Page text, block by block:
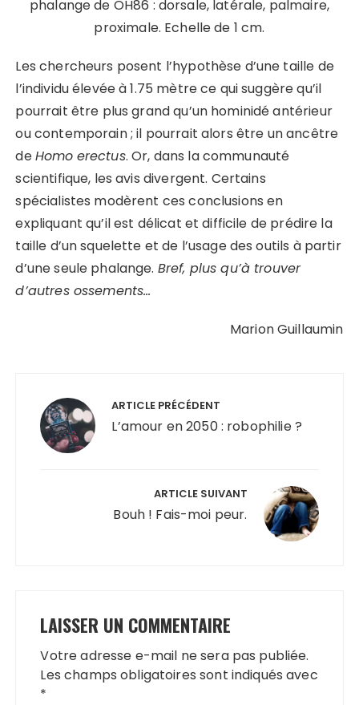
phalange de OH86 : dorsale, latérale, palmaire,
proximale. Echelle de 1 cm.
Les chercheurs posent l’hypothèse d’une taille de
l’individu élevée à 1.75 mètre ce qui suggère qu’il
pourrait être plus grand qu’un hominidé antérieur
ou contemporain ; il pourrait alors être un ancêtre
deHomo erectus. Or, dans la communauté
scientifique, les avis divergent. Certains
spécialistes modèrent ces conclusions en
expliquant qu’il est délicat et difficile de prédire la
taille d’un squelette et de l’usage des outils à partir
d’une seule phalange. Bref, plus qu’à trouver
d’autres ossements…
Marion Guillaumin
l’article
ARTICLE PRÉCÉDENT
L’amour en 2050 : robophilie ?
ARTICLE SUIVANT
Bouh ! Fais-moi peur.
LAISSER UN COMMENTAIRE
Votre adresse e-mail ne sera pas publiée.
Les champs obligatoires sont indiqués avec
*